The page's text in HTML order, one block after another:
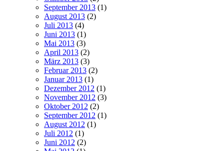
September 2013 (1)
August 2013 (2)
Juli 2013 (4)
Juni 2013 (1)
Mai 2013 (3)
April 2013 (2)
März 2013 (3)
Februar 2013 (2)
Januar 2013 (1)
Dezember 2012 (1)
November 2012 (3)
Oktober 2012 (2)
September 2012 (1)
August 2012 (1)
Juli 2012 (1)
Juni 2012 (2)